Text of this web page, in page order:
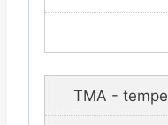
TMA -